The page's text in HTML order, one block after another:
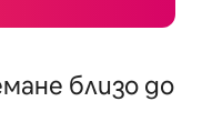
близо до